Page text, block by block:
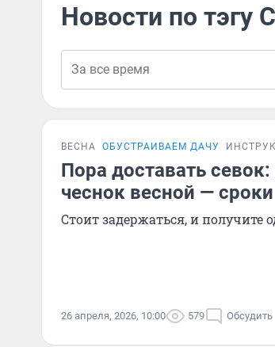
Новости по тэгу
ВЕСНА ОБУСТРАИВАЕМ ДАЧУ
Пора доставать
чеснок весной —
Стоит задержаться, и получите
26 апреля, 2026, 10:00 579 Обсудить